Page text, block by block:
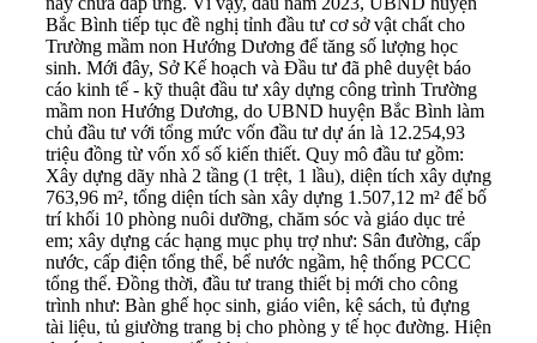
Bắc Bình tiếp tục đề nghị tỉnh đầu tư cơ sở vật chất cho
Trường mầm non Hướng Dương để tăng số lượng học
sinh. Mới đây, Sở Kế hoạch và Đầu tư đã phê duyệt báo
cáo kinh tế - kỹ thuật đầu tư xây dựng công trình Trường
mầm non Hướng Dương, do UBND huyện Bắc Bình làm
chủ đầu tư với tổng mức vốn đầu tư dự án là 12.254,93
triệu đồng từ vốn xổ số kiến thiết. Quy mô đầu tư gồm:
Xây dựng dãy nhà 2 tầng (1 trệt, 1 lầu), diện tích xây dựng
763,96 m², tổng diện tích sàn xây dựng 1.507,12 m² để bố
trí khối 10 phòng nuôi dưỡng, chăm sóc và giáo dục trẻ
em; xây dựng các hạng mục phụ trợ như: Sân đường, cấp
nước, cấp điện tổng thể, bể nước ngầm, hệ thống PCCC
tổng thể. Đồng thời, đầu tư trang thiết bị mới cho công
trình như: Bàn ghế học sinh, giáo viên, kệ sách, tủ đựng
tài liệu, tủ giường trang bị cho phòng y tế học đường. Hiện